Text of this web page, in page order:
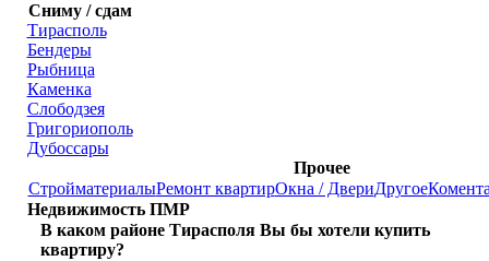
Сниму / сдам
Тирасполь
Бендеры
Рыбница
Каменка
Слободзея
Григориополь
Дубоссары
Прочее
СтройматериалыРемонт квартирОкна / ДвериДругое
Недвижимость ПМР
В каком районе Тирасполя Вы бы хотели купить
квартиру?